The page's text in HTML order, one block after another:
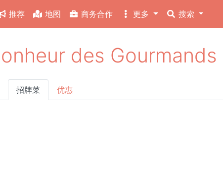
推荐 地图 商务合作 更多 搜索
des Gourmands
招牌菜
优惠